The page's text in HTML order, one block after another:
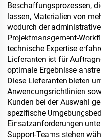
Beschaffungsprozessen,
lassen, Materialien von
wodurch der
Projektmanagement-
technische Expertise
Lieferanten ist für
optimale Ergebnisse
Diese Lieferanten bieten
Anwendungsrichtlinien
Kunden bei der Auswahl
spezifische
Einsatzanforderungen
Support-Teams stehen